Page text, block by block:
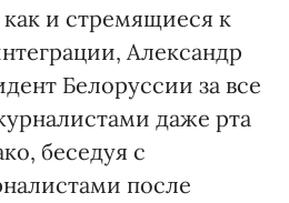
и стремящиеся к
Александр
Белоруссии за все
даже рта
беседуя с
после